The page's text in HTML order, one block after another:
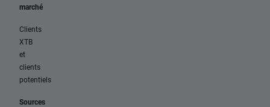
marché
Clients
XTB
et
clients
potentiels
Sources